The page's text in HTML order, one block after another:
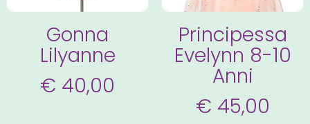
Gonna
Lilyanne
€ 40,00
Principessa
Evelynn 8-10
Anni
€ 45,00